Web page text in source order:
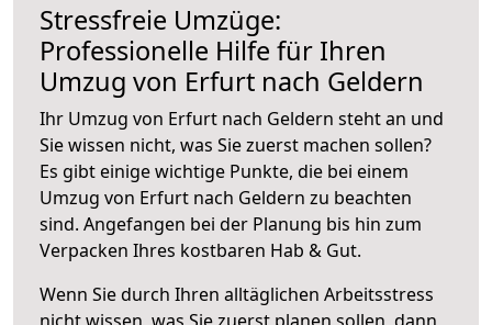
Stressfreie Umzüge:
Professionelle Hilfe für Ihren
Umzug von Erfurt nach Geldern
Ihr Umzug von Erfurt nach Geldern steht an und
Sie wissen nicht, was Sie zuerst machen sollen?
Es gibt einige wichtige Punkte, die bei einem
Umzug von Erfurt nach Geldern zu beachten
sind. Angefangen bei der Planung bis hin zum
Verpacken Ihres kostbaren Hab & Gut.
Wenn Sie durch Ihren alltäglichen Arbeitsstress